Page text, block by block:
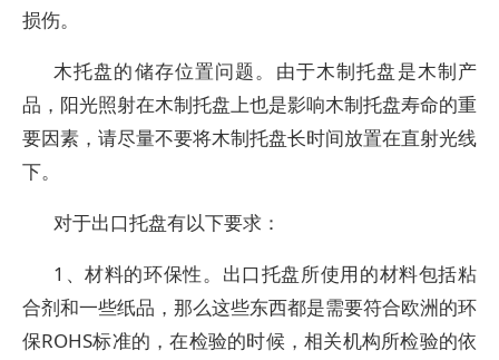
损伤。
木托盘的储存位置问题。由于木制托盘是木制产
品，阳光照射在木制托盘上也是影响木制托盘寿命的重
要因素，请尽量不要将木制托盘长时间放置在直射光线
下。
对于出口托盘有以下要求：
1、材料的环保性。出口托盘所使用的材料包括粘
合剂和一些纸品，那么这些东西都是需要符合欧洲的环
保ROHS标准的，在检验的时候，相关机构所检验的依